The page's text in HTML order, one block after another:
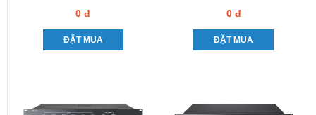
0 đ
ĐẶT MUA
0 đ
ĐẶT MUA